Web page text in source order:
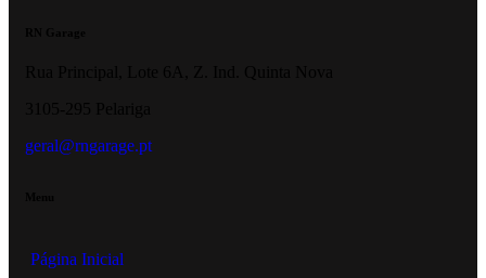
geral@rngarage.pt
Página Inicial